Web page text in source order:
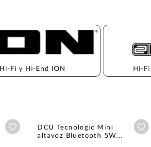
Hi-Fi y Hi-End ION Hi-
Añadir a wishlist
DCU Tecnologic Mini
altavoz Bluetooth 5W...